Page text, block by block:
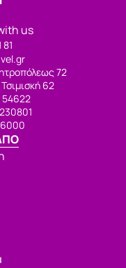
us
81
72
62
54622